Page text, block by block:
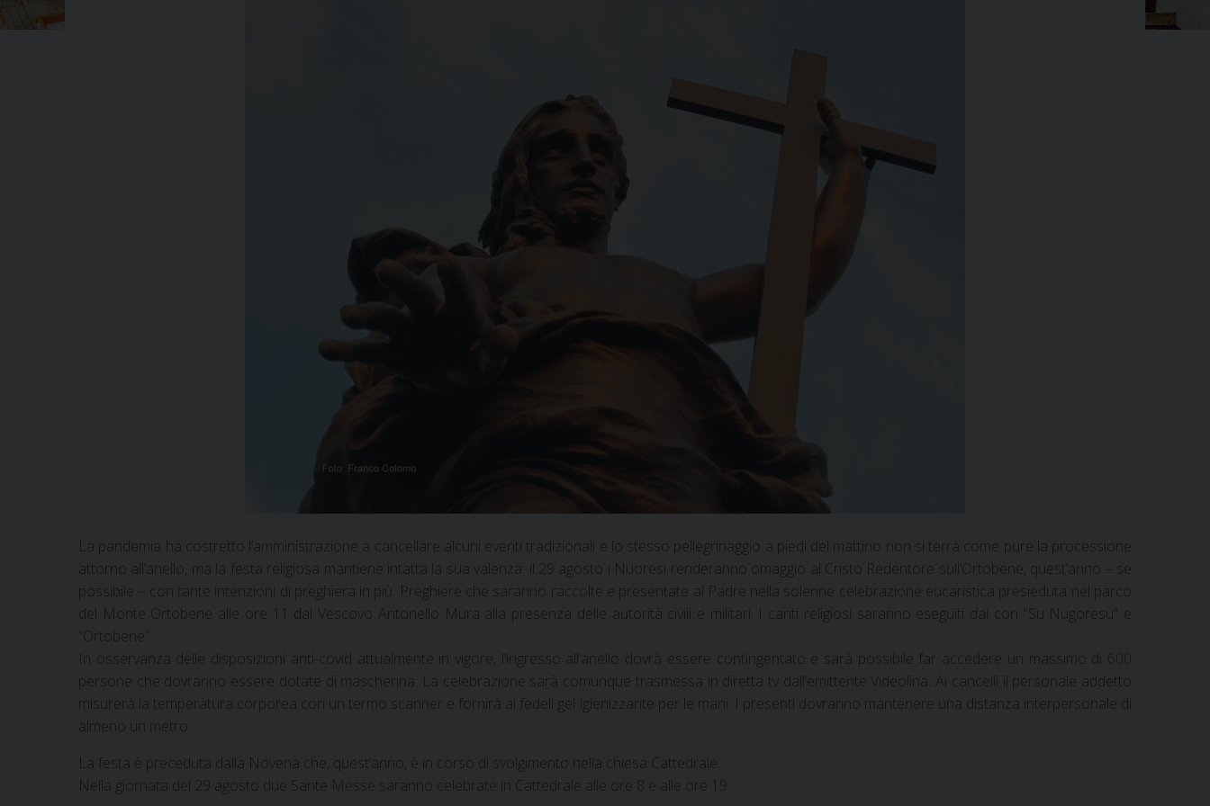
La pandemia ha costretto l’amministrazione a cancellare alcuni eventi tradizionali e lo stesso pellegrinaggio a piedi del mattino non si terrà come pure la processione
attorno all’anello, ma la festa religiosa mantiene intatta la sua valenza: il 29 agosto i Nuoresi renderanno omaggio al Cristo Redentore sull’Ortobene, quest’anno – se
possibile – con tante intenzioni di preghiera in più. Preghiere che saranno raccolte e presentate al Padre nella solenne celebrazione eucaristica presieduta nel parco
del Monte Ortobene alle ore 11 dal Vescovo Antonello Mura alla presenza delle autorità civili e militari. I canti religiosi saranno eseguiti dai cori “Su Nugoresu” e
“Ortobene”.
In osservanza delle disposizioni anti-covid attualmente in vigore, l’ingresso all’anello dovrà essere contingentato e sarà possibile far accedere un massimo di 600
persone che dovranno essere dotate di mascherina. La celebrazione sarà comunque trasmessa in diretta tv dall’emittente Videolina. Ai cancelli il personale addetto
misurerà la temperatura corporea con un termo scanner e fornirà ai fedeli gel igienizzante per le mani. I presenti dovranno mantenere una distanza interpersonale di
almeno un metro.
La festa è preceduta dalla Novena che, quest’anno, è in corso di svolgimento nella chiesa Cattedrale.
Nella giornata del 29 agosto due Sante Messe saranno celebrate in Cattedrale alle ore 8 e alle ore 19.